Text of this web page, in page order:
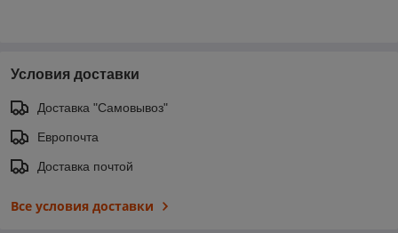
Условия доставки
Доставка "Самовывоз"
Европочта
Доставка почтой
Все условия доставки